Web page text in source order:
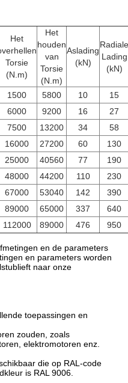
Het
Torsie
(N.m)
Het
houden
van
Torsie
(N.m)
Aslading
(kN)
Radiale
Lading
(kN)
1500 5800 10
15
6000 9200 16
27
7500 13200 34
58
16000 27200 60
130
25000 40560 77
190
48000 44200 110
230
67000 53040 142
390
89000 65000 337
640
112000 89000 476 950
en de parameters
en parameters worden
naar onze
toepassingen en
zouden, zoals
elektromotoren enz.
die op RAL-code
is RAL 9006.